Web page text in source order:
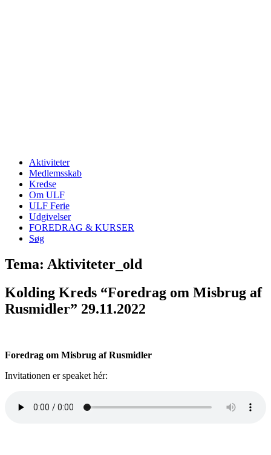
Aktiviteter
Medlemsskab
Kredse
Om ULF
ULF Ferie
Udgivelser
FOREDRAG & KURSER
Søg
Tema: Aktiviteter_old
Kolding Kreds “Foredrag om Misbrug af
Rusmidler” 29.11.2022
Foredrag om Misbrug af Rusmidler
Invitationen er speaket hér: